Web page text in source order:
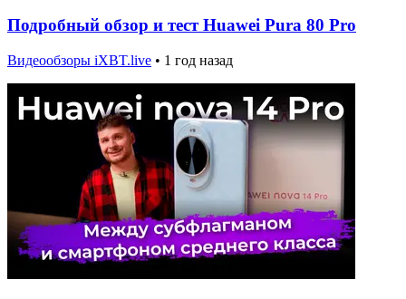
Подробный обзор и тест Huawei Pura 80 Pro
Видеообзоры iXBT.live • 1 год назад